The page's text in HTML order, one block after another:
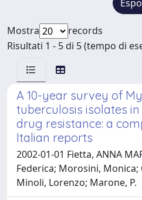
Mostra
records
Risultati 1 - 5 di 5 (tempo di
A 10-year survey of
tuberculosis isolates
drug resistance: a
Italian reports
2002-01-01 Fietta, ANNA
Federica; Morosini, Monica;
Minoli, Lorenzo; Marone, P.